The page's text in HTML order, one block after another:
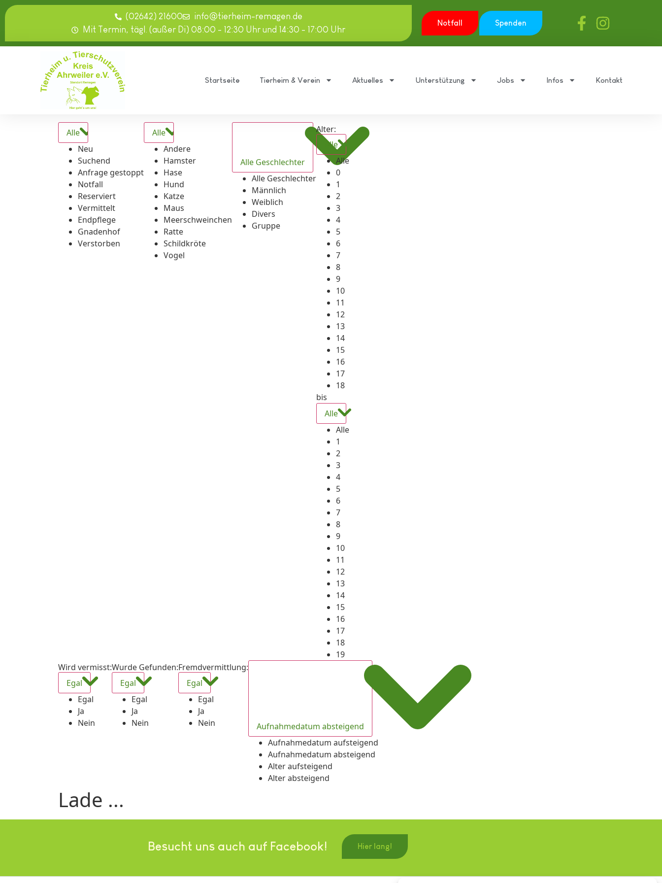
springen
(02642) 21600
info@tierheim-remagen.de
Mit Termin, tägl. (außer Di) 08:00 - 12:30 Uhr und 14:30 - 17:00 Uhr
Notfall Spenden
Startseite Tierheim & Verein Aktuelles Unterstützung Jobs Infos Kontakt
Alle
Neu
Suchend
Anfrage gestoppt
Notfall
Reserviert
Vermittelt
Endpflege
Gnadenhof
Verstorben
Alle
Andere
Hamster
Hase
Hund
Katze
Maus
Meerschweinchen
Ratte
Schildkröte
Vogel
Alle Geschlechter
Alle Geschlechter
Männlich
Weiblich
Divers
Gruppe
Alter:
Alle
Alle
0
1
2
3
4
5
6
7
8
9
10
11
12
13
14
15
16
17
18
bis
Alle
Alle
1
2
3
4
5
6
7
8
9
10
11
12
13
14
15
16
17
18
19
Wird vermisst:
Egal
Egal
Ja
Nein
Wurde Gefunden:
Egal
Egal
Ja
Nein
Fremdvermittlung:
Egal
Egal
Ja
Nein
Aufnahmedatum absteigend
Aufnahmedatum aufsteigend
Aufnahmedatum absteigend
Alter aufsteigend
Alter absteigend
Lade ...
Besucht uns auch auf Facebook! Hier lang!